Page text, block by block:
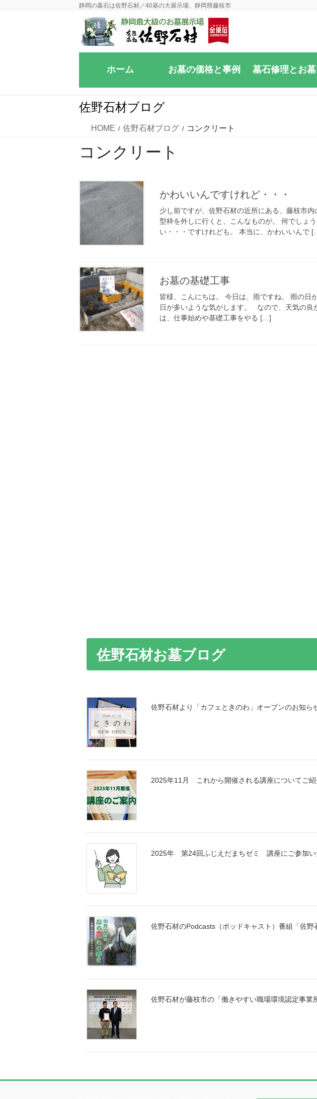
静岡の墓石は佐野石材／40基の大展示場、静岡県藤枝市
ホーム お墓の価格と事例 墓石修理とお
佐野石材ブログ
HOME 佐野石材ブログ コンクリート
コンクリート
かわいいんですけれど・・・
少し前ですが、佐野石材の近所にある、藤枝市
型枠を外しに行くと、こんなものが。 何でしょ
い・・・ですけれども。 本当に、かわいいんで
お墓の基礎工事
皆様、こんにちは。 今日は、雨ですね。 雨の日
日が多いような気がします。 なので、天気の良
は、仕事始めや基礎工事をやる […]
佐野石材お墓ブログ
佐野石材より「カフェときのわ」オープンのお知ら
2025年11月 これから開催される講座についてご紹
2025年 第24回ふじえだまちゼミ 講座にご参加い
佐野石材のPodcasts（ポッドキャスト）番組「佐
佐野石材が藤枝市の「働きやすい職場環境認定事業